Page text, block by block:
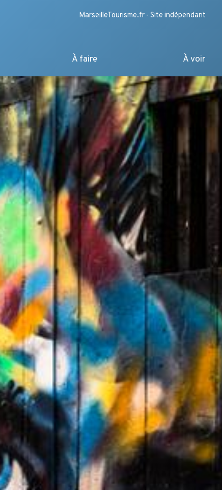
MarseilleTourisme.fr - Site indépendant
À faire À voir